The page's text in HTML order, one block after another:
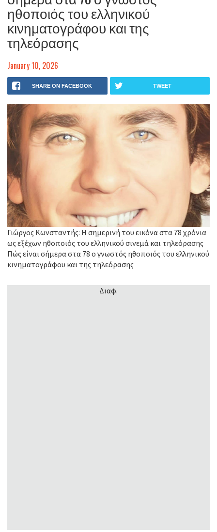
ηθοποιός του ελληνικού
κινηματογράφου και της
τηλεόρασης
January 10, 2026
SHARE ON FACEBOOK TWEET
Γιώργος Κωνσταντής: Η σημερινή του εικόνα στα 78 χρόνια
ως εξέχων ηθοποιός του ελληνικού σινεμά και τηλεόρασης
Πώς είναι σήμερα στα 78 ο γνωστός ηθοποιός του ελληνικού
κινηματογράφου και της τηλεόρασης
Διαφ.